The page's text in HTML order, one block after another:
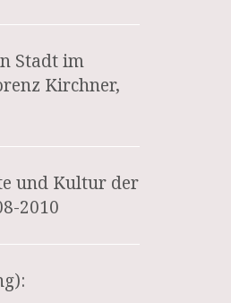
Stadt im
Kirchner,
und Kultur der
2010